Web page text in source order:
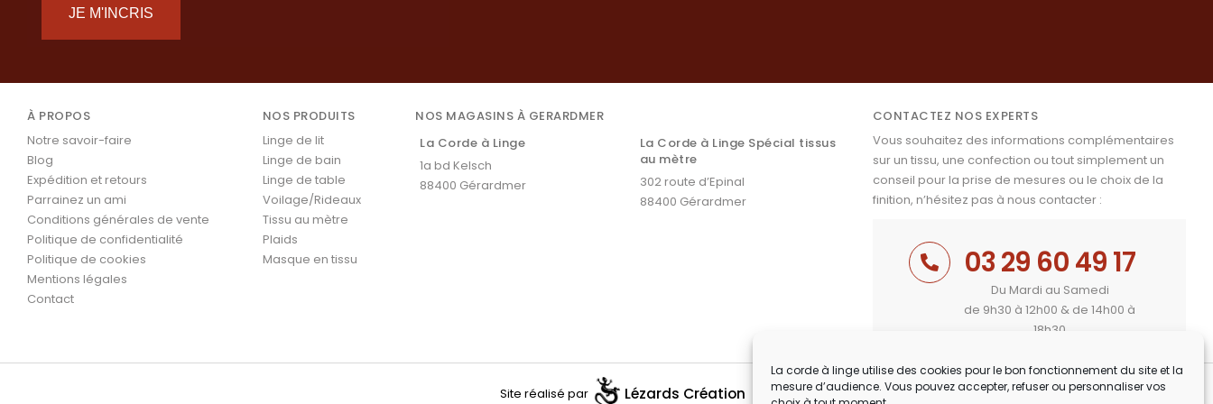
La corde à linge utilise des cookies pour le bon fonctionnement du site et la
mesure d’audience. Vous pouvez accepter, refuser ou personnaliser vos
JE M'INCRIS
À PROPOS
Notre savoir-faire
Blog
Expédition et retours
Parrainez un ami
Conditions générales de vente
Politique de confidentialité
Politique de cookies
Mentions légales
Contact
NOS PRODUITS
Linge de lit
Linge de bain
Linge de table
Voilage/Rideaux
Tissu au mètre
Plaids
Masque en tissu
NOS MAGASINS À GERARDMER
La Corde à Linge
1a bd Kelsch
88400 Gérardmer
La Corde à Linge Spécial tissus
au mètre
302 route d’Epinal
88400 Gérardmer
CONTACTEZ NOS EXPERTS
Vous souhaitez des informations complémentaires
sur un tissu, une confection ou tout simplement un
conseil pour la prise de mesures ou le choix de la
finition, n’hésitez pas à nous contacter :
03 29 60 49 17
Du Mardi au Samedi
de 9h30 à 12h00 & de 14h00 à
18h30
Site réalisé par Lézards Création